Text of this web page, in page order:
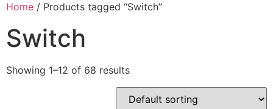
Home / Products tagged “Switch”
Switch
Showing 1–12 of 68 results